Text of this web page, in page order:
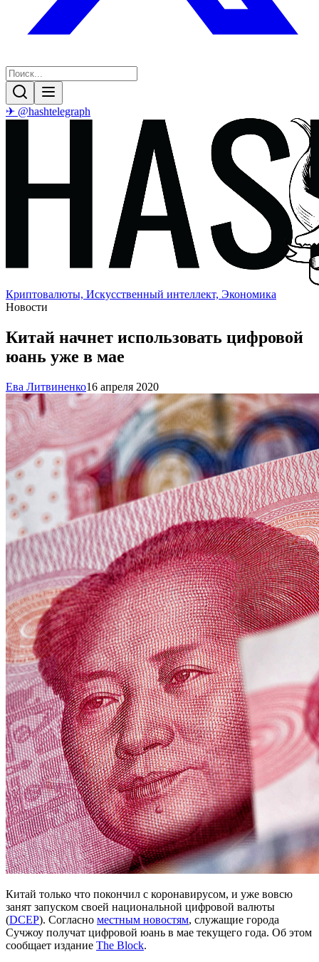
✈ @hashtelegraph
Криптовалюты, Искусственный интеллект, Экономика
Новости
Китай начнет использовать цифровой
юань уже в мае
Ева Литвиненко16 апреля 2020
Китай только что покончил с коронавирусом, и уже вовсю
занят запуском своей национальной цифровой валюты
(DCEP). Согласно местным новостям, служащие города
Сучжоу получат цифровой юань в мае текущего года. Об этом
сообщает издание The Block.